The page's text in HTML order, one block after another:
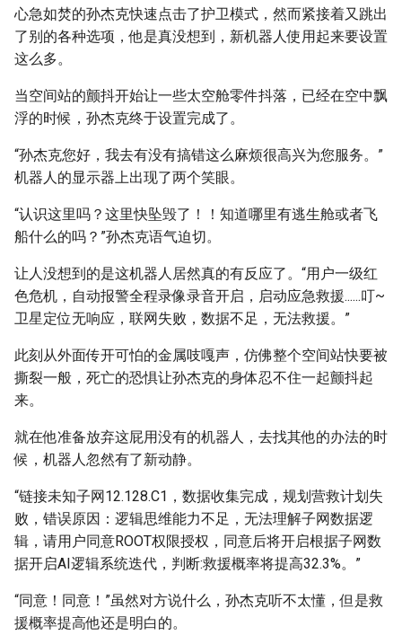
心急如焚的孙杰克快速点击了护卫模式，然而紧接着又跳出
了别的各种选项，他是真没想到，新机器人使用起来要设置
这么多。
当空间站的颤抖开始让一些太空舱零件抖落，已经在空中飘
浮的时候，孙杰克终于设置完成了。
“孙杰克您好，我去有没有搞错这么麻烦很高兴为您服务。”
机器人的显示器上出现了两个笑眼。
“认识这里吗？这里快坠毁了！！知道哪里有逃生舱或者飞
船什么的吗？”孙杰克语气迫切。
让人没想到的是这机器人居然真的有反应了。“用户一级红
色危机，自动报警全程录像录音开启，启动应急救援......叮~
卫星定位无响应，联网失败，数据不足，无法救援。”
此刻从外面传开可怕的金属吱嘎声，仿佛整个空间站快要被
撕裂一般，死亡的恐惧让孙杰克的身体忍不住一起颤抖起
来。
就在他准备放弃这屁用没有的机器人，去找其他的办法的时
候，机器人忽然有了新动静。
“链接未知子网12.128.C1，数据收集完成，规划营救计划失
败，错误原因：逻辑思维能力不足，无法理解子网数据逻
辑，请用户同意ROOT权限授权，同意后将开启根据子网数
据开启AI逻辑系统迭代，判断:救援概率将提高32.3%。”
“同意！同意！”虽然对方说什么，孙杰克听不太懂，但是救
援概率提高他还是明白的。